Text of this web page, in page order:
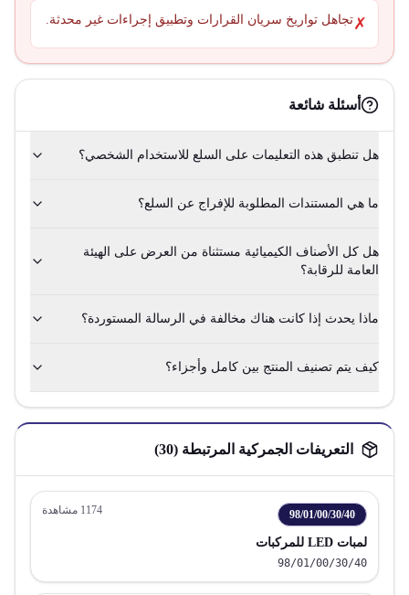
✗تجاهل تواريخ سريان القرارات وتطبيق إجراءات غير محدثة.
أسئلة شائعة
هل تنطبق هذه التعليمات على السلع للاستخدام الشخصي؟
ما هي المستندات المطلوبة للإفراج عن السلع؟
هل كل الأصناف الكيميائية مستثناة من العرض على الهيئة
العامة للرقابة؟
ماذا يحدث إذا كانت هناك مخالفة في الرسالة المستوردة؟
كيف يتم تصنيف المنتج بين كامل وأجزاء؟
التعريفات الجمركية المرتبطة (30
)
98/01/00/30/40
1174 مشاهدة
لمبات LED للمركبات
98/01/00/30/40